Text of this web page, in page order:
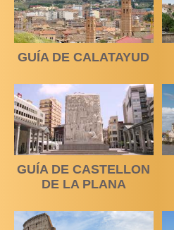
GUÍA DE CALATAYUD
GUÍA DE CASTELLON
DE LA PLANA